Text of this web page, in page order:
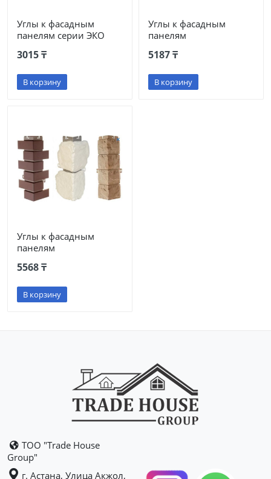
Углы к фасадным
панелям серии ЭКО
3015 ₸
В корзину
Углы к фасадным
панелям
5187 ₸
В корзину
Углы к фасадным
панелям
5568 ₸
В корзину
ТОО "Trade House
Group"
г. Астана, Улица Акжол,